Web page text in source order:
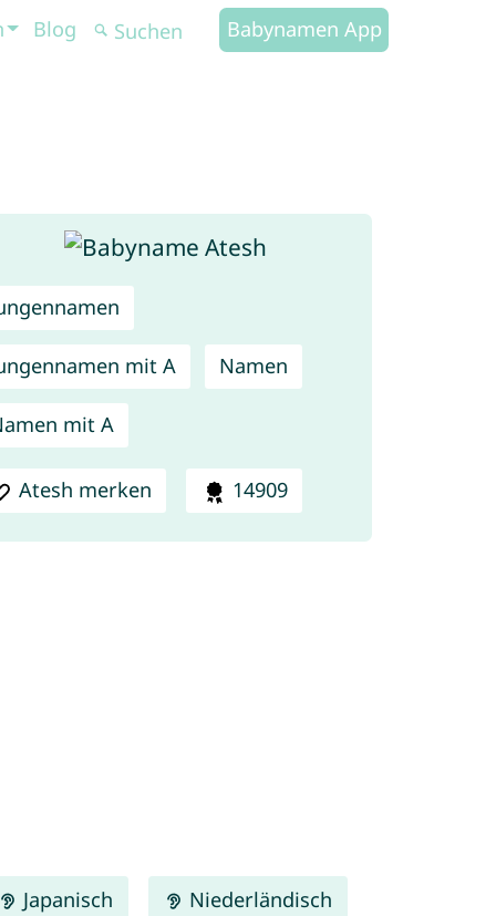
Blog Babynamen App
mit A Namen
mit A
Atesh merken 14909
Japanisch Niederländisch